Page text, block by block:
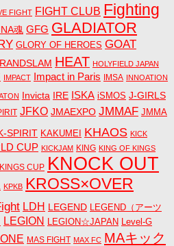
FIGHT FIGHT CLUB Fighting
魂 GFG GLADIATOR
GLORY OF HEROES GOAT
HEAT HOLYFIELD JAPAN
IMPACT Impact in Paris IMSA INNOATION
Invicta IRE ISKA iSMOS J-GIRLS
JFKO JMAEXPO JMMAF JMMA
SPIRIT KAKUMEI KHAOS KICK
CUP KICKJAM KING KING OF KINGS
KINGS CUP KNOCK OUT
KPKB KROSS×OVER
LDH LEGEND
LEGEND（アーツ
LEGION LEGION☆JAPAN Level-G
MAS FIGHT MAX FC MAキック